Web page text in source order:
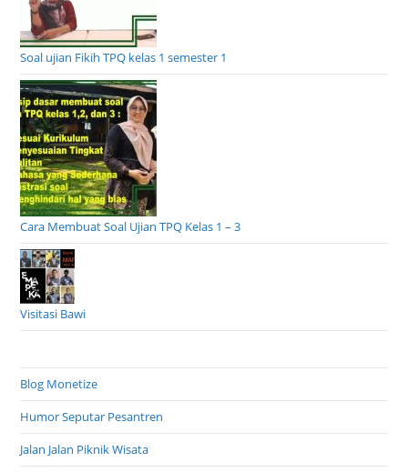
Soal ujian Fikih TPQ kelas 1 semester 1
Cara Membuat Soal Ujian TPQ Kelas 1 – 3
Visitasi Bawi
Blog Monetize
Humor Seputar Pesantren
Jalan Jalan Piknik Wisata